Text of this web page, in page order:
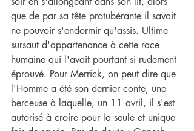
que de par sa tête protubérante il savait
ne pouvoir s'endormir qu'assis. Ultime
sursaut d'appartenance à cette race
humaine qui l'avait pourtant si rudement
éprouvé. Pour Merrick, on peut dire que
l'Homme a été son dernier conte, une
berceuse à laquelle, un 11 avril, il s'est
autorisé à croire pour la seule et unique